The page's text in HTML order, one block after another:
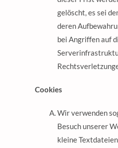
gelöscht, es sei
deren
bei Angriffen auf
Cookies
Wir verwenden
Besuch unserer
kleine